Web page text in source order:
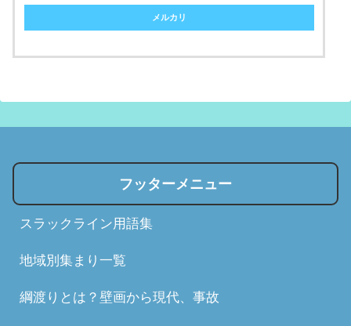
メルカリ
フッターメニュー
スラックライン用語集
地域別集まり一覧
綱渡りとは？壁画から現代、事故